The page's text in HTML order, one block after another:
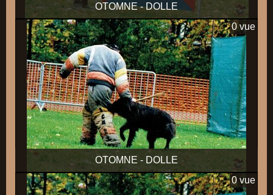
OTOMNE - DOLLE
OTOMNE - DOLLE
0 vue
0 vue